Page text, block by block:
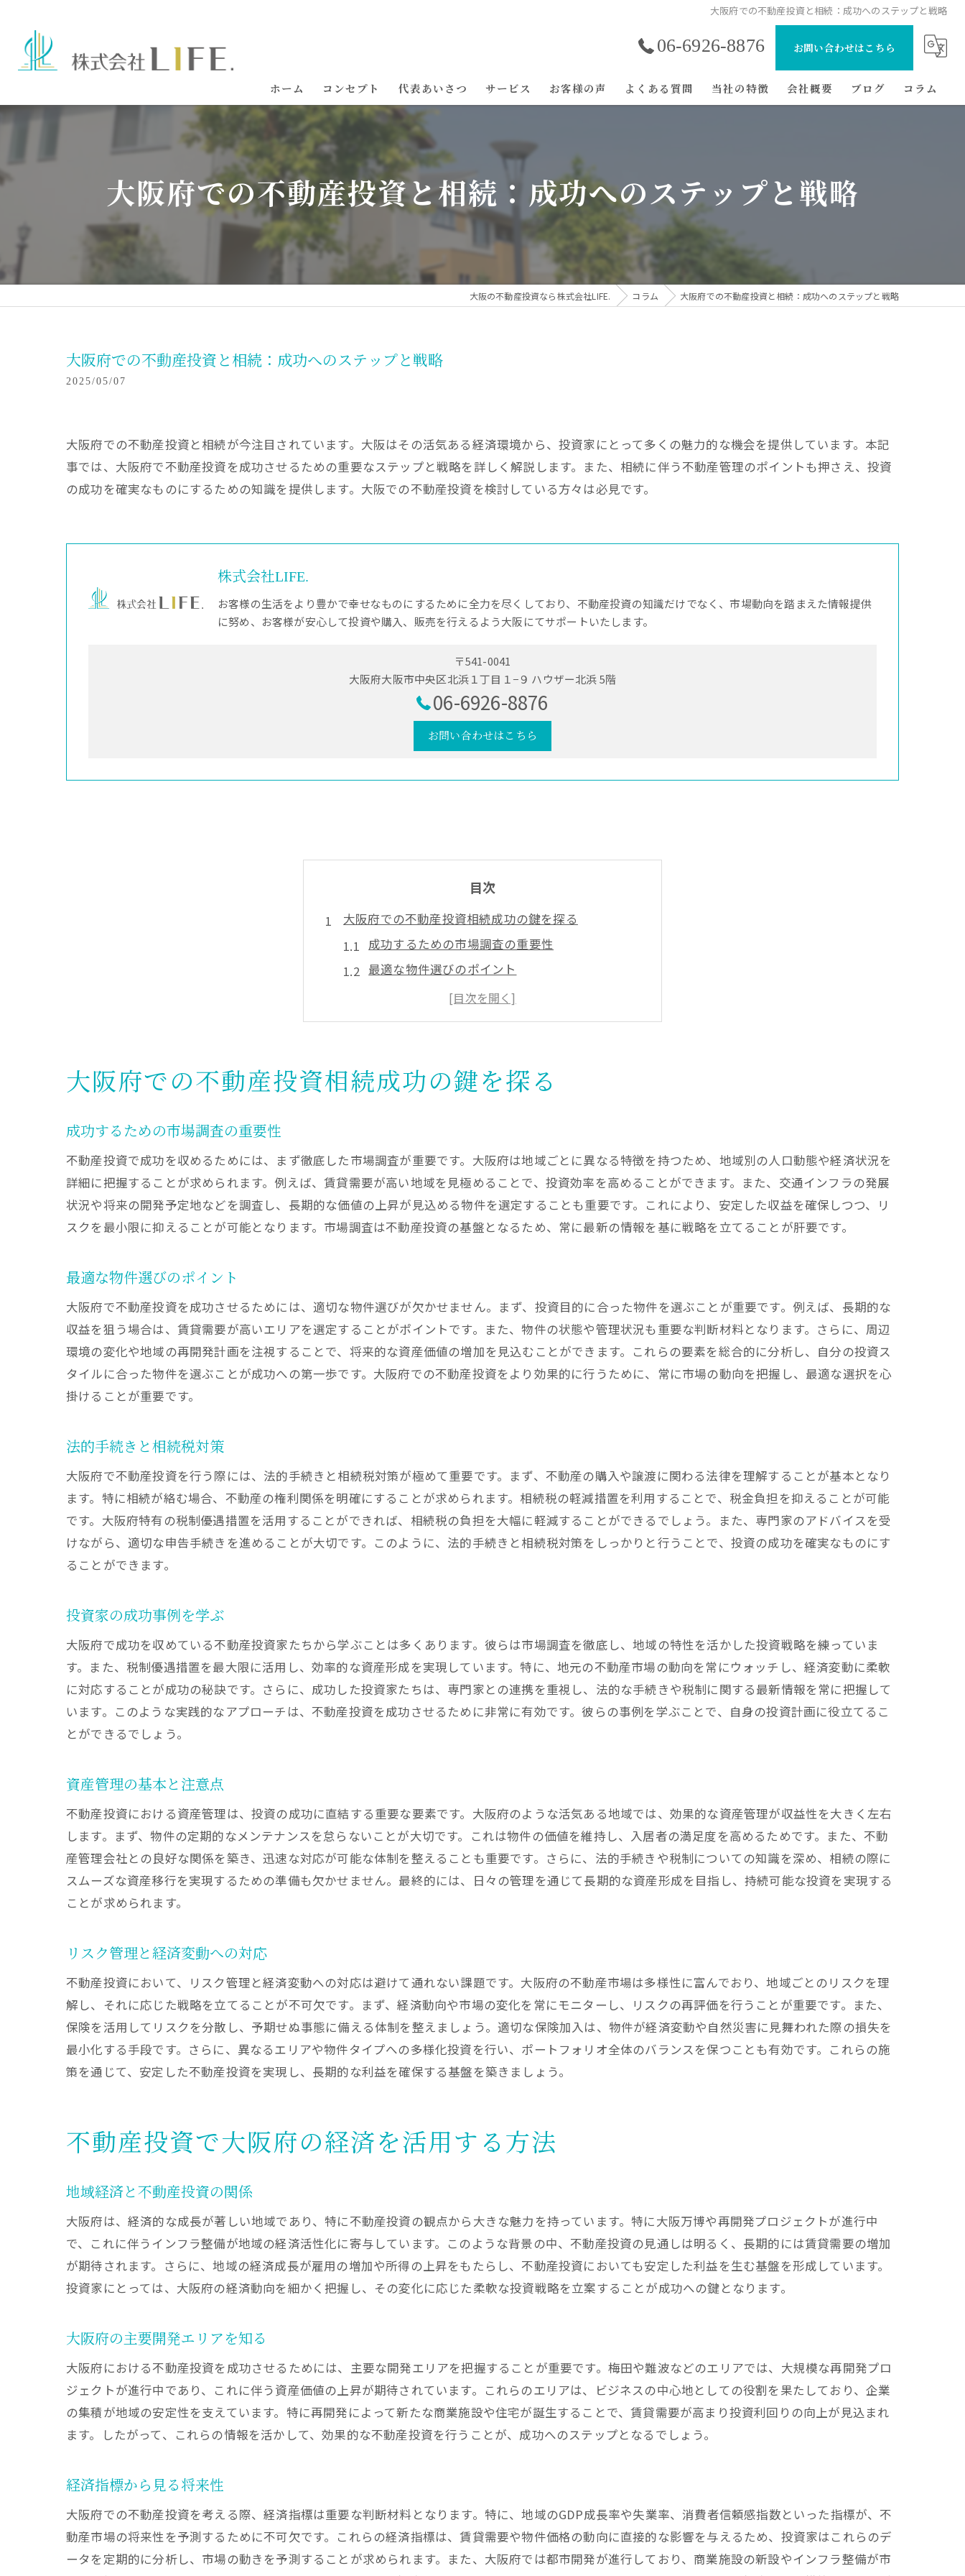
大阪府での不動産投資と相続：成功へのステップと戦略
06-6926-8876 お問い合わせはこちら
ホーム コンセプト 代表あいさつ サービス お客様の声 よくある質問 当社の特徴
節税
経費
会社概要 ブログ コラム
大阪府での不動産投資と相続：成功へのステップと戦略
大阪の不動産投資なら株式会社LIFE. コラム 大阪府での不動産投資と相続：成功へのステップと戦略
大阪府での不動産投資と相続：成功へのステップと戦略
2025/05/07
大阪府での不動産投資と相続が今注目されています。大阪はその活気ある経済環境から、投資家にとって多くの魅力的な機会を提供しています。本記
事では、大阪府で不動産投資を成功させるための重要なステップと戦略を詳しく解説します。また、相続に伴う不動産管理のポイントも押さえ、投資
の成功を確実なものにするための知識を提供します。大阪での不動産投資を検討している方々は必見です。
株式会社LIFE.
お客様の生活をより豊かで幸せなものにするために全力を尽くしており、不動産投資の知識だけでなく、市場動向を踏まえた情報提供
に努め、お客様が安心して投資や購入、販売を行えるよう大阪にてサポートいたします。
〒541-0041
大阪府大阪市中央区北浜１丁目１−９ ハウザー北浜 5階
06-6926-8876
お問い合わせはこちら
目次
大阪府での不動産投資相続成功の鍵を探る
成功するための市場調査の重要性
最適な物件選びのポイント
法的手続きと相続税対策
投資家の成功事例を学ぶ
リスク管理と経済変動への対応
不動産投資で大阪府の経済を活用する方法
経済指標から見る将来性
地元企業との連携による利点
自治体の支援制度を利用する
法的手続きの流れを解説
相続税の基本と節税対策
相続物件の評価と管理方法
投資目的の明確化と目標設定
市場調査に基づくエリア選定
資産ポートフォリオの最適化
リスクとリターンのバランス
最新の市場トレンドを把握する
需要と供給のバランスを見る
地域ごとの特性と投資価値
競合分析と投資機会の発見
相続税法の最新情報を知る
相続物件の適切な評価方法
税務申告と必要書類の準備
大阪の投資家が語る不動産投資成功への道筋
経験者が語る大阪投資のリアル
成功例から学ぶ効果的な戦略
投資家ネットワークの活用法
失敗を避けるためのアドバイス
投資家から見た大阪市場の魅力
不動産投資の初心者が大阪府で成功するためのヒント
初めての物件選びで重視すべき点
初心者向けの資産管理方法
専門家のサポートを受ける重要性
大阪府での不動産投資相続成功の鍵を探る
成功するための市場調査の重要性
不動産投資で成功を収めるためには、まず徹底した市場調査が重要です。大阪府は地域ごとに異なる特徴を持つため、地域別の人口動態や経済状況を
詳細に把握することが求められます。例えば、賃貸需要が高い地域を見極めることで、投資効率を高めることができます。また、交通インフラの発展
状況や将来の開発予定地などを調査し、長期的な価値の上昇が見込める物件を選定することも重要です。これにより、安定した収益を確保しつつ、リ
スクを最小限に抑えることが可能となります。市場調査は不動産投資の基盤となるため、常に最新の情報を基に戦略を立てることが肝要です。
最適な物件選びのポイント
大阪府で不動産投資を成功させるためには、適切な物件選びが欠かせません。まず、投資目的に合った物件を選ぶことが重要です。例えば、長期的な
収益を狙う場合は、賃貸需要が高いエリアを選定することがポイントです。また、物件の状態や管理状況も重要な判断材料となります。さらに、周辺
環境の変化や地域の再開発計画を注視することで、将来的な資産価値の増加を見込むことができます。これらの要素を総合的に分析し、自分の投資ス
タイルに合った物件を選ぶことが成功への第一歩です。大阪府での不動産投資をより効果的に行うために、常に市場の動向を把握し、最適な選択を心
掛けることが重要です。
法的手続きと相続税対策
大阪府で不動産投資を行う際には、法的手続きと相続税対策が極めて重要です。まず、不動産の購入や譲渡に関わる法律を理解することが基本となり
ます。特に相続が絡む場合、不動産の権利関係を明確にすることが求められます。相続税の軽減措置を利用することで、税金負担を抑えることが可能
です。大阪府特有の税制優遇措置を活用することができれば、相続税の負担を大幅に軽減することができるでしょう。また、専門家のアドバイスを受
けながら、適切な申告手続きを進めることが大切です。このように、法的手続きと相続税対策をしっかりと行うことで、投資の成功を確実なものにす
ることができます。
投資家の成功事例を学ぶ
大阪府で成功を収めている不動産投資家たちから学ぶことは多くあります。彼らは市場調査を徹底し、地域の特性を活かした投資戦略を練っていま
す。また、税制優遇措置を最大限に活用し、効率的な資産形成を実現しています。特に、地元の不動産市場の動向を常にウォッチし、経済変動に柔軟
に対応することが成功の秘訣です。さらに、成功した投資家たちは、専門家との連携を重視し、法的な手続きや税制に関する最新情報を常に把握して
います。このような実践的なアプローチは、不動産投資を成功させるために非常に有効です。彼らの事例を学ぶことで、自身の投資計画に役立てるこ
とができるでしょう。
資産管理の基本と注意点
不動産投資における資産管理は、投資の成功に直結する重要な要素です。大阪府のような活気ある地域では、効果的な資産管理が収益性を大きく左右
します。まず、物件の定期的なメンテナンスを怠らないことが大切です。これは物件の価値を維持し、入居者の満足度を高めるためです。また、不動
産管理会社との良好な関係を築き、迅速な対応が可能な体制を整えることも重要です。さらに、法的手続きや税制についての知識を深め、相続の際に
スムーズな資産移行を実現するための準備も欠かせません。最終的には、日々の管理を通じて長期的な資産形成を目指し、持続可能な投資を実現する
ことが求められます。
リスク管理と経済変動への対応
不動産投資において、リスク管理と経済変動への対応は避けて通れない課題です。大阪府の不動産市場は多様性に富んでおり、地域ごとのリスクを理
解し、それに応じた戦略を立てることが不可欠です。まず、経済動向や市場の変化を常にモニターし、リスクの再評価を行うことが重要です。また、
保険を活用してリスクを分散し、予期せぬ事態に備える体制を整えましょう。適切な保険加入は、物件が経済変動や自然災害に見舞われた際の損失を
最小化する手段です。さらに、異なるエリアや物件タイプへの多様化投資を行い、ポートフォリオ全体のバランスを保つことも有効です。これらの施
策を通じて、安定した不動産投資を実現し、長期的な利益を確保する基盤を築きましょう。
不動産投資で大阪府の経済を活用する方法
地域経済と不動産投資の関係
大阪府は、経済的な成長が著しい地域であり、特に不動産投資の観点から大きな魅力を持っています。特に大阪万博や再開発プロジェクトが進行中
で、これに伴うインフラ整備が地域の経済活性化に寄与しています。このような背景の中、不動産投資の見通しは明るく、長期的には賃貸需要の増加
が期待されます。さらに、地域の経済成長が雇用の増加や所得の上昇をもたらし、不動産投資においても安定した利益を生む基盤を形成しています。
投資家にとっては、大阪府の経済動向を細かく把握し、その変化に応じた柔軟な投資戦略を立案することが成功への鍵となります。
大阪府の主要開発エリアを知る
大阪府における不動産投資を成功させるためには、主要な開発エリアを把握することが重要です。梅田や難波などのエリアでは、大規模な再開発プロ
ジェクトが進行中であり、これに伴う資産価値の上昇が期待されています。これらのエリアは、ビジネスの中心地としての役割を果たしており、企業
の集積が地域の安定性を支えています。特に再開発によって新たな商業施設や住宅が誕生することで、賃貸需要が高まり投資利回りの向上が見込まれ
ます。したがって、これらの情報を活かして、効果的な不動産投資を行うことが、成功へのステップとなるでしょう。
経済指標から見る将来性
大阪府での不動産投資を考える際、経済指標は重要な判断材料となります。特に、地域のGDP成長率や失業率、消費者信頼感指数といった指標が、不
動産市場の将来性を予測するために不可欠です。これらの経済指標は、賃貸需要や物件価格の動向に直接的な影響を与えるため、投資家はこれらのデ
ータを定期的に分析し、市場の動きを予測することが求められます。また、大阪府では都市開発が進行しており、商業施設の新設やインフラ整備が市